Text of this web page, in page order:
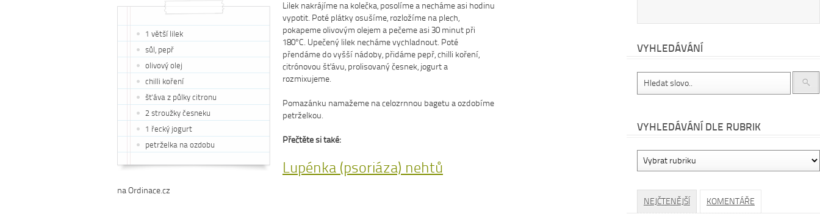
1 větší lilek
sůl, pepř
olivový olej
chilli koření
šťáva z půlky citronu
2 stroužky česneku
1 řecký jogurt
petrželka na ozdobu
Lilek nakrájíme na kolečka, posolíme a necháme asi hodinu
vypotit. Poté plátky osušíme, rozložíme na plech,
pokapeme olivovým olejem a pečeme asi 30 minut při
180°C. Upečený lilek necháme vychladnout. Poté
přendáme do vyšší nádoby, přidáme pepř, chilli koření,
citrónovou šťávu, prolisovaný česnek, jogurt a
rozmixujeme.
Pomazánku namažeme na celozrnnou bagetu a ozdobíme
petrželkou.
Přečtěte si také:
Lupénka (psoriáza) nehtů
na Ordinace.cz
VYHLEDÁVÁNÍ
VYHLEDÁVÁNÍ DLE RUBRIK
dle
NEJČTENĚJŠÍ KOMENTÁŘE